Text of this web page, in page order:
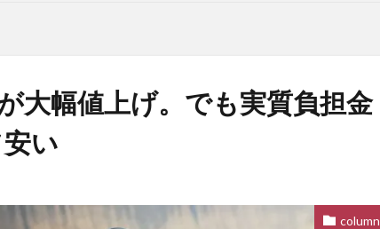
大幅値上げ。でも実質負担金
い
column